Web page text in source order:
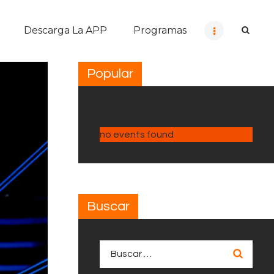
Descarga La APP Programas
Popular
no events found
Buscar